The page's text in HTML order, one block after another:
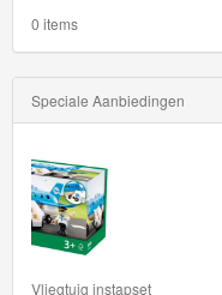
0 items
Speciale Aanbiedingen